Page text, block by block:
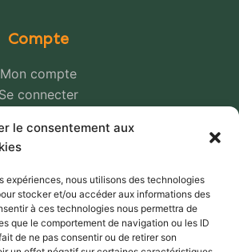
le consentement aux
expériences, nous utilisons des technologies
stocker et/ou accéder aux informations des
à ces technologies nous permettra de
que le comportement de navigation ou les ID
de ne pas consentir ou de retirer son
Compte
Mon compte
Se connecter
question ?
et paiement
transporteurs